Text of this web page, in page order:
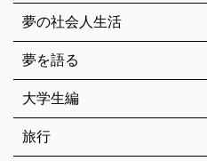
夢の社会人生活
夢を語る
大学生編
旅行